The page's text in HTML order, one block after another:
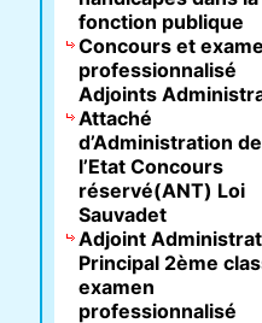
fonction publique
Concours et
professionnalisé
Adjoints
Attaché
d’Administration de
l’Etat Concours
réservé(ANT) Loi
Sauvadet
Adjoint
Principal 2ème
examen
professionnalisé